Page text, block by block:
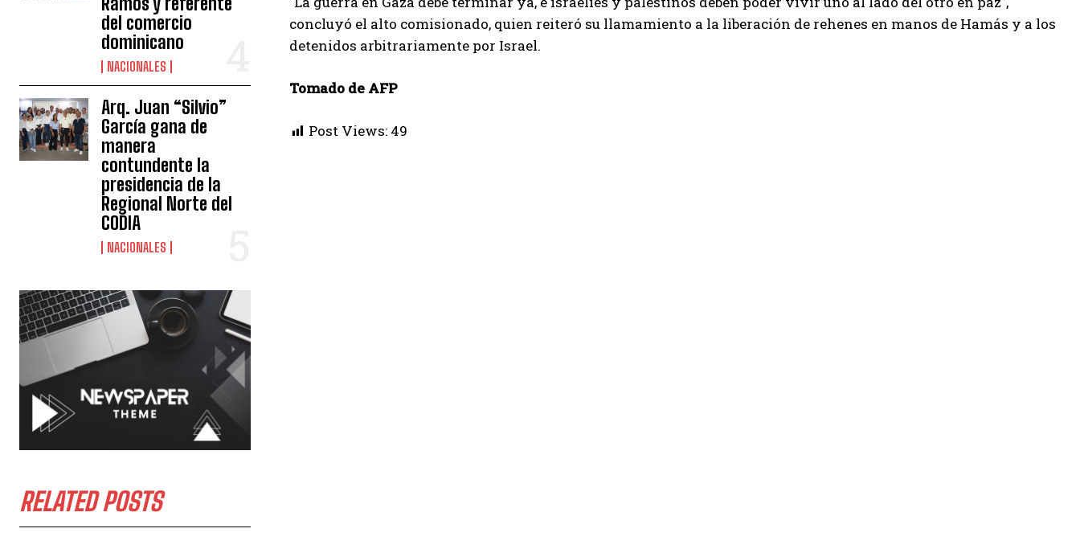
del comercio
dominicano
NACIONALES
Arq. Juan “Silvio”
García gana de
manera
contundente la
presidencia de la
Regional Norte del
CODIA
NACIONALES
RELATED POSTS
concluyó el alto comisionado, quien reiteró su llamamiento a la liberación de rehenes en manos de Hamás y a los
detenidos arbitrariamente por Israel.
Tomado de AFP
Post Views: 49